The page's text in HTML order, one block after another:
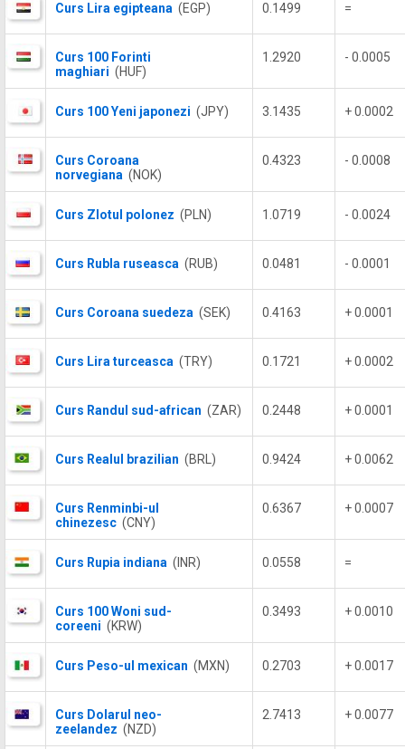
Curs Lira egipteana (EGP) 0.1499 =
Curs 100 Forinti
maghiari (HUF)
1.2920 - 0.0005
Curs 100 Yeni japonezi (JPY) 3.1435 + 0.0002
Curs Coroana
norvegiana (NOK)
0.4323 - 0.0008
Curs Zlotul polonez (PLN) 1.0719 - 0.0024
Curs Rubla ruseasca (RUB) 0.0481 - 0.0001
Curs Coroana suedeza (SEK) 0.4163 + 0.0001
Curs Lira turceasca (TRY) 0.1721 + 0.0002
Curs Randul sud-african (ZAR) 0.2448 + 0.0001
Curs Realul brazilian (BRL) 0.9424 + 0.0062
Curs Renminbi-ul
chinezesc (CNY)
0.6367 + 0.0007
Curs Rupia indiana (INR) 0.0558 =
Curs 100 Woni sud-
coreeni (KRW)
0.3493 + 0.0010
Curs Peso-ul mexican (MXN) 0.2703 + 0.0017
Curs Dolarul neo-
zeelandez (NZD)
2.7413 + 0.0077